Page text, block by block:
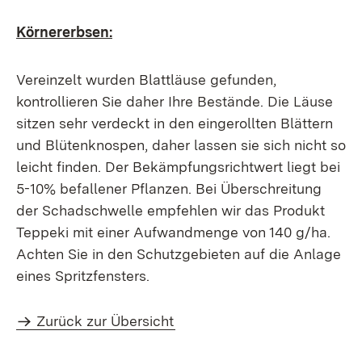
Körnererbsen:
Vereinzelt wurden Blattläuse gefunden,
kontrollieren Sie daher Ihre Bestände. Die Läuse
sitzen sehr verdeckt in den eingerollten Blättern
und Blütenknospen, daher lassen sie sich nicht so
leicht finden. Der Bekämpfungsrichtwert liegt bei
5-10% befallener Pflanzen. Bei Überschreitung
der Schadschwelle empfehlen wir das Produkt
Teppeki mit einer Aufwandmenge von 140 g/ha.
Achten Sie in den Schutzgebieten auf die Anlage
eines Spritzfensters.
Zurück zur Übersicht